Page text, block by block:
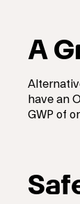
A
have an
GWP of